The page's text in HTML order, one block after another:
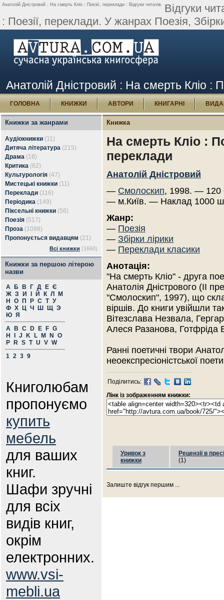
Анатолій Дністровий : На смерть Кліо : Поезії, переклади : Відгуки читачів. Відгуки
: Поезії, переклади. У жанрах Поезія,
Анатолій Дністровий : На смерть Кліо :
ГОЛОВНА КНИЖКИ АВТОРИ КНИГАРНІ
Книжки за жанрами
Аудіокнижки (11)
Дитяча література (215)
Драма (18)
Критика (62)
Культурологія (47)
Мистецькі книжки (11)
Переклади (116)
Періодика (149)
Піксельні книжки (56)
Поезія (517)
Проза (1098)
Пропонується видавцям (21)
Всі книжки (1660)
Книжки за першою літерою
назви
А Б В Г Д Е Є
Ж З И Й К Л
М
Н
О П Р С Т У
Ф Х Ц Ч Ш Щ Э
Ю Я
A
B C D E F G
H
J K L M N
O
P
R S T U V W
1 2 3 9
Книголюбам
пропонуємо
купить
мебель
для ваших
книг.
Шафи зручні
для всіх
видів книг,
окрім
електронних.
www.vsi-
mebli.ua
Книжка
На смерть Кліо :
переклади
Анатолій Дністровий
— Смолоскип, 1998. — 120
— м.Київ. — Наклад 1000
Жанр:
— Поезія
— Збірки лірики
— Переклади класики
Анотація:
"На смерть Кліо" - друга
Анатолія Дністрового (ІІ
"Смолоскип", 1997), що
віршів. До книги увійшли
Вітезслава Незвала,
Алеся Разанова, Готфріда
Ранні поетичні твори
неоекспресіоністської
Поділитись:
Лінк із зображенням книжки:
Уривок з
книжки
Рецензії в пресі
(1)
Залиште відгук першим ...